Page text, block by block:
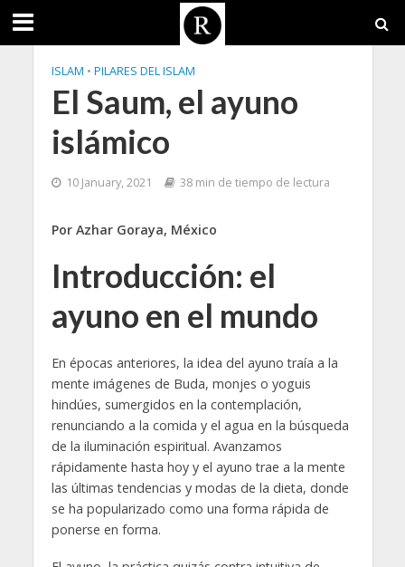
ISLAM • PILARES DEL ISLAM
El Saum, el ayuno
islámico
10 January, 2021 38 min de tiempo de lectura
Por Azhar Goraya, México
Introducción: el
ayuno en el mundo
En épocas anteriores, la idea del ayuno traía a la
mente imágenes de Buda, monjes o yoguis
hindúes, sumergidos en la contemplación,
renunciando a la comida y el agua en la búsqueda
de la iluminación espiritual. Avanzamos
rápidamente hasta hoy y el ayuno trae a la mente
las últimas tendencias y modas de la dieta, donde
se ha popularizado como una forma rápida de
ponerse en forma.